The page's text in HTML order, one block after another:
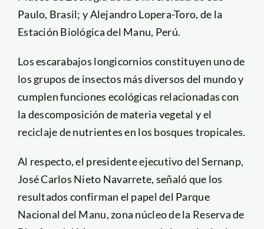
Paulo, Brasil; y Alejandro Lopera-Toro, de la
Estación Biológica del Manu, Perú.
Los escarabajos longicornios constituyen uno de
los grupos de insectos más diversos del mundo y
cumplen funciones ecológicas relacionadas con
la descomposición de materia vegetal y el
reciclaje de nutrientes en los bosques tropicales.
Al respecto, el presidente ejecutivo del Sernanp,
José Carlos Nieto Navarrete, señaló que los
resultados confirman el papel del Parque
Nacional del Manu, zona núcleo de la Reserva de